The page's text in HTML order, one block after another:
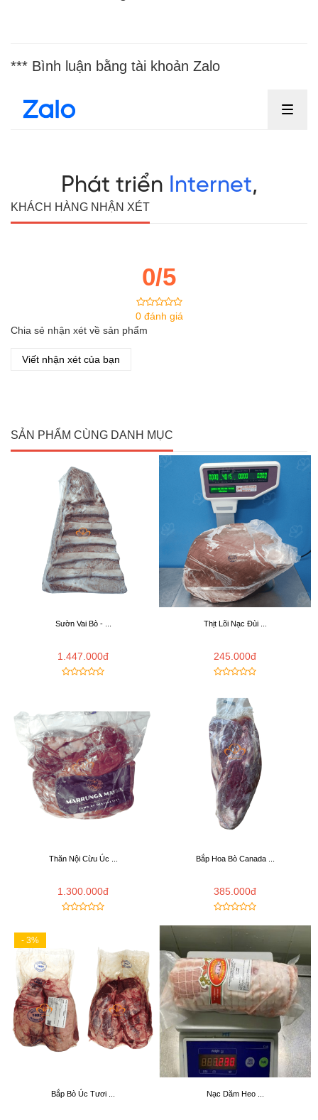
*** Bình luận bằng tài khoản Zalo
KHÁCH HÀNG NHẬN XÉT
0/5
0 đánh giá
Chia sẻ nhận xét về sản phẩm
Viết nhận xét của bạn
SẢN PHẨM CÙNG DANH MỤC
Sườn Vai Bò - ...
1.447.000đ
Thịt Lõi Nạc Đùi ...
245.000đ
Thăn Nội Cừu Úc ...
1.300.000đ
Bắp Hoa Bò Canada ...
385.000đ
- 3%
Bắp Bò Úc Tươi ... Nạc Dăm Heo ...